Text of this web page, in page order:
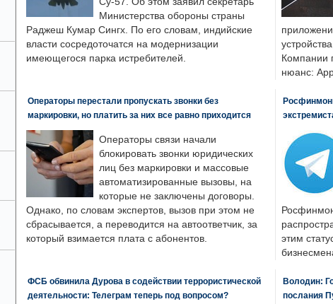
Министерства обороны страны
Раджеш Кумар Сингх. По его словам, индийские
власти сосредоточатся на модернизации
имеющегося парка истребителей.
Компании
нюанс:
Операторы перестали пропускать звонки без
маркировки, но платить за них все равно приходится
Операторы связи начали
блокировать звонки юридических
лиц без маркировки и массовые
автоматизированные вызовы, на
которые не заключены договоры.
Однако, по словам экспертов, вызов при этом не
сбрасывается, а переводится на автоответчик, за
который взимается плата с абонентов.
этим
ФСБ обвинила Дурова в содействии террористической
деятельности: Телеграм теперь под вопросом?
Володин:
послания